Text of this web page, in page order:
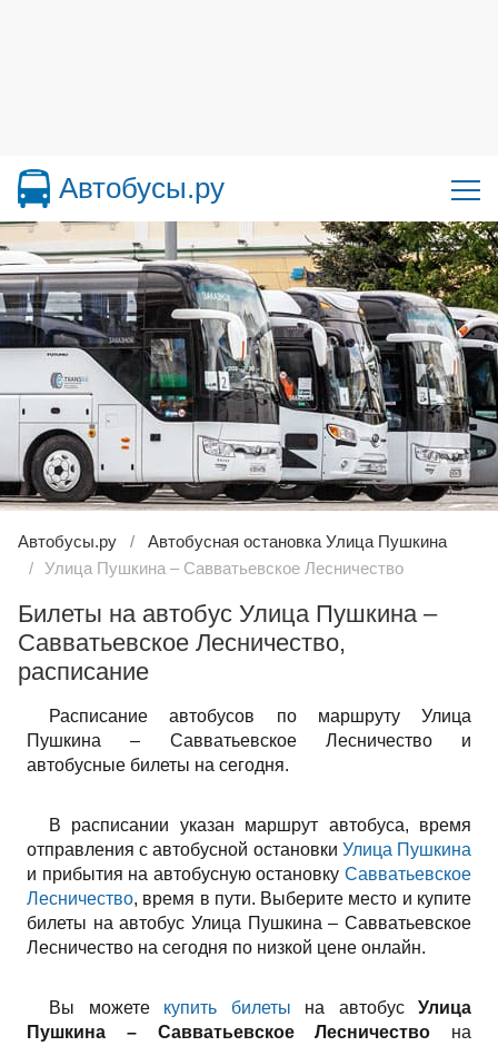
Автобусы.ру
Автобусы.ру
Автобусная остановка Улица Пушкина
Улица Пушкина – Савватьевское Лесничество
Билеты на автобус Улица Пушкина –
Савватьевское Лесничество,
расписание
Расписание автобусов по маршруту Улица
Пушкина – Савватьевское Лесничество и
автобусные билеты на сегодня.
В расписании указан маршрут автобуса, время
отправления с автобусной остановки Улица Пушкина
и прибытия на автобусную остановку Савватьевское
Лесничество, время в пути. Выберите место и купите
билеты на автобус Улица Пушкина – Савватьевское
Лесничество на сегодня по низкой цене онлайн.
Вы можете купить билеты на автобус Улица
Пушкина – Савватьевское Лесничество на